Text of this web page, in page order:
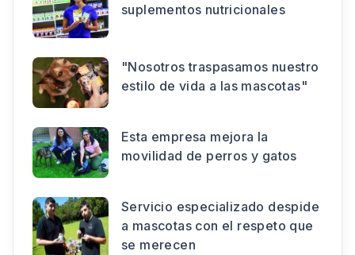
suplementos nutricionales
"Nosotros traspasamos nuestro
estilo de vida a las mascotas"
Esta empresa mejora la
movilidad de perros y gatos
Servicio especializado despide
a mascotas con el respeto que
se merecen